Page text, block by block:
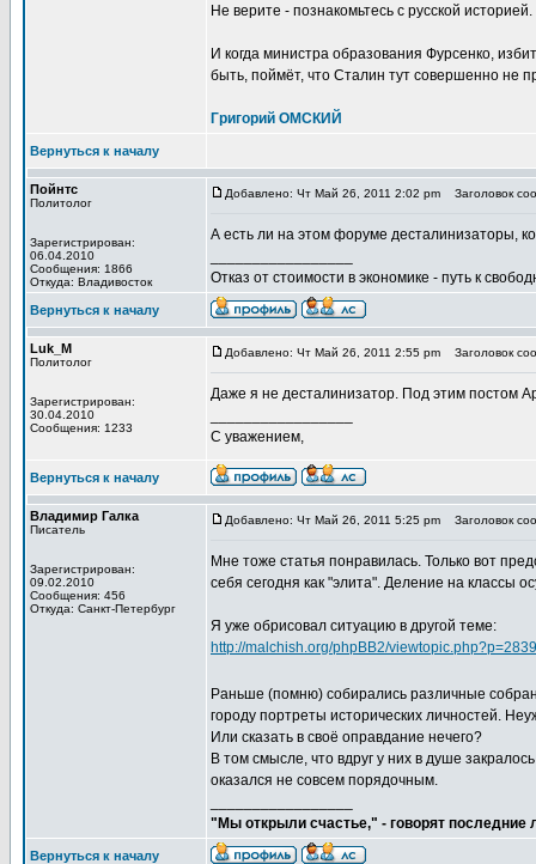
Не верите - познакомьтесь с русской
И когда министра образования Фурсенко,
быть, поймёт, что Сталин тут совершенно не
Григорий ОМСКИЙ
Вернуться к началу
Пойнтс
Политолог
Зарегистрирован:
06.04.2010
Сообщения: 1866
Откуда: Владивосток
Добавлено: Чт Май 26, 2011 2:02 pm Заголовок
А есть ли на этом форуме десталинизаторы,
Отказ от стоимости в экономике - путь к
Вернуться к началу
Luk_M
Политолог
Зарегистрирован:
30.04.2010
Сообщения: 1233
Добавлено: Чт Май 26, 2011 2:55 pm Заголовок
Даже я не десталинизатор. Под этим постом
С уважением,
Вернуться к началу
Владимир Галка
Писатель
Зарегистрирован:
09.02.2010
Сообщения: 456
Откуда: Санкт-Петербург
Добавлено: Чт Май 26, 2011 5:25 pm Заголовок
Мне тоже статья понравилась. Только вот
себя сегодня как "элита". Деление на классы
Я уже обрисовал ситуацию в другой теме:
http://malchish.org/phpBB2/
Раньше (помню) собирались различные
городу портреты исторических личностей.
Или сказать в своё оправдание нечего?
В том смысле, что вдруг у них в душе
оказался не совсем порядочным.
"Мы открыли счастье," - говорят
Вернуться к началу